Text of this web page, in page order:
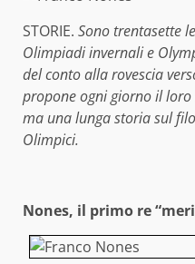
STORIE. Sono trentasette
Olimpiadi invernali e
del conto alla rovescia
propone ogni giorno il
ma una lunga storia sul
Olimpici.
Nones, il primo re